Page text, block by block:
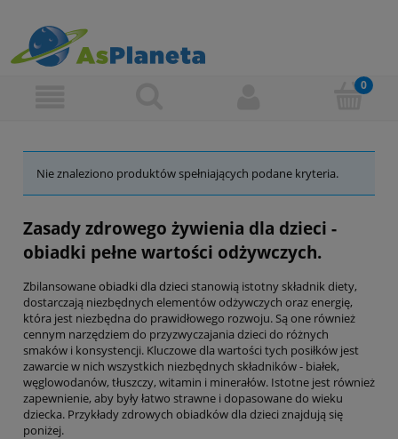
Nie znaleziono produktów spełniających podane kryteria.
Zasady zdrowego żywienia dla dzieci -
obiadki pełne wartości odżywczych.
Zbilansowaneobiadki dla dzieci stanowią istotny składnik diety,
dostarczają niezbędnych elementów odżywczych oraz energię,
która jest niezbędna do prawidłowego rozwoju. Są one również
cennym narzędziem do przyzwyczajania dzieci do różnych
smaków i konsystencji. Kluczowe dla wartości tych posiłków jest
zawarcie w nich wszystkich niezbędnych składników - białek,
węglowodanów, tłuszczy, witamin i minerałów. Istotne jest również
zapewnienie, aby były łatwo strawne i dopasowane do wieku
dziecka. Przykłady zdrowych obiadków dla dzieci znajdują się
poniżej.